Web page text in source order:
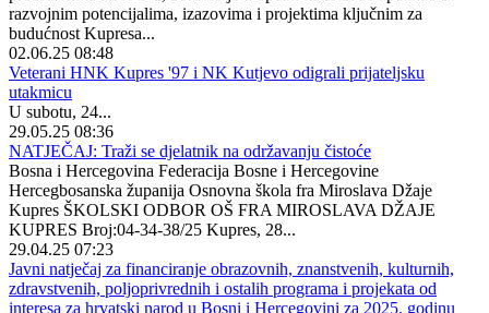
razvojnim potencijalima, izazovima i projektima ključnim za
budućnost Kupresa...
02.06.25 08:48
Veterani HNK Kupres '97 i NK Kutjevo odigrali prijateljsku
utakmicu
U subotu, 24...
29.05.25 08:36
NATJEČAJ: Traži se djelatnik na održavanju čistoće
Bosna i Hercegovina Federacija Bosne i Hercegovine
Hercegbosanska županija Osnovna škola fra Miroslava Džaje
Kupres ŠKOLSKI ODBOR OŠ FRA MIROSLAVA DŽAJE
KUPRES Broj:04-34-38/25 Kupres, 28...
29.04.25 07:23
Javni natječaj za financiranje obrazovnih, znanstvenih, kulturnih,
zdravstvenih, poljoprivrednih i ostalih programa i projekata od
interesa za hrvatski narod u Bosni i Hercegovini za 2025. godinu